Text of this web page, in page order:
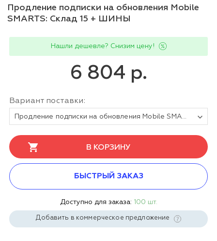
Продление подписки на обновления Mobile
SMARTS: Склад 15 + ШИНЫ
Нашли дешевле? Снизим цену!
6 804 р.
Вариант поставки:
Продление подписки на обновления Mobile SMARTS Склад 15, БАЗОВЫЙ + ШИНЫ для любой поддерживаемой конфигурации 1С на 1 (один) год
В КОРЗИНУ
БЫСТРЫЙ ЗАКАЗ
Доступно для заказа: 100 шт.
Добавить в коммерческое предложение